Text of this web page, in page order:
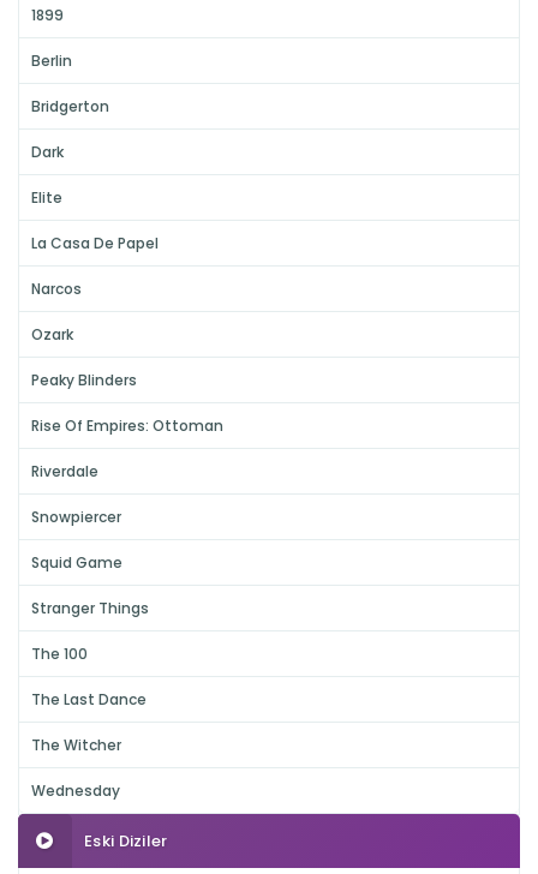
1899
Berlin
Bridgerton
Dark
Elite
La Casa De Papel
Narcos
Ozark
Peaky Blinders
Rise Of Empires: Ottoman
Riverdale
Snowpiercer
Squid Game
Stranger Things
The 100
The Last Dance
The Witcher
Wednesday
Eski Diziler